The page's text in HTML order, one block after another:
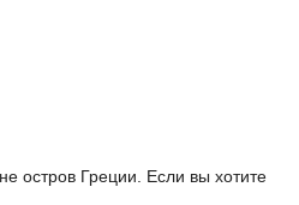
остров Греции. Если вы хотите